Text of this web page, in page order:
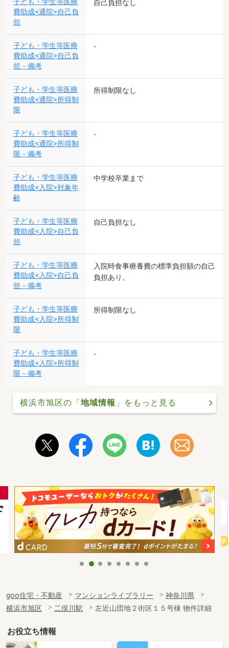
子ども・学生等医療
費助成<通院>自己負
担
自己負担なし
子ども・学生等医療
費助成<通院>自己負
担－備考
-
子ども・学生等医療
費助成<通院>所得制
限
所得制限なし
子ども・学生等医療
費助成<通院>所得制
限－備考
-
子ども・学生等医療
費助成<入院>対象年
齢
中学校卒業まで
子ども・学生等医療
費助成<入院>自己負
担
自己負担なし
子ども・学生等医療
費助成<入院>自己負
担－備考
入院時食事療養費の標準負担額の自己
負担あり。
子ども・学生等医療
費助成<入院>所得制
限
所得制限なし
子ども・学生等医療
費助成<入院>所得制
限－備考
-
横浜市旭区の「地域情報 」をもっと見る
goo住宅・不動産 マンションライブラリー
神奈川県
横浜市旭区
二俣川駅 左近山団地２街区１５号棟 物件詳細
お役立ち情報